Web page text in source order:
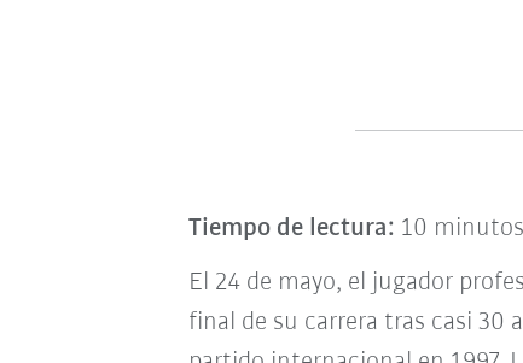
Tiempo de lectura: 10 minutos
El 24 de mayo, el jugador
final de su carrera tras casi 30